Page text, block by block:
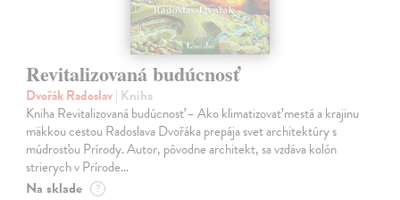
Revitalizovaná budúcnosť
Dvořák Radoslav| Kniha
Kniha Revitalizovaná budúcnosť – Ako klimatizovať mestá a krajinu
mäkkou cestou Radoslava Dvořáka prepája svet architektúry s
múdrosťou Prírody. Autor, pôvodne architekt, sa vzdáva kolón
strierych v Prírode…
Na sklade ?